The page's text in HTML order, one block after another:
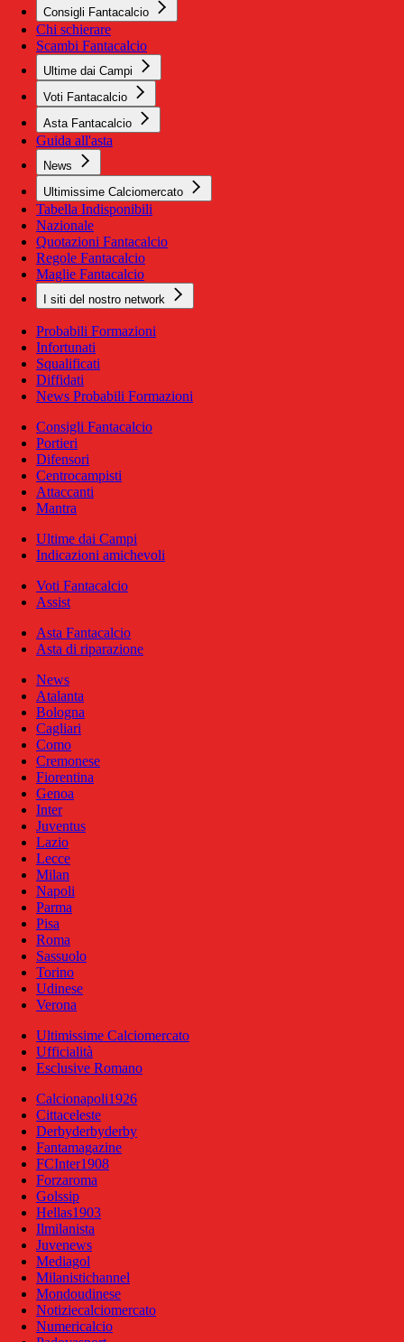
Consigli Fantacalcio
Chi schierare
Scambi Fantacalcio
Ultime dai Campi
Voti Fantacalcio
Asta Fantacalcio
Guida all'asta
News
Ultimissime Calciomercato
Tabella Indisponibili
Nazionale
Quotazioni Fantacalcio
Regole Fantacalcio
Maglie Fantacalcio
I siti del nostro network
Probabili Formazioni
Infortunati
Squalificati
Diffidati
News Probabili Formazioni
Consigli Fantacalcio
Portieri
Difensori
Centrocampisti
Attaccanti
Mantra
Ultime dai Campi
Indicazioni amichevoli
Voti Fantacalcio
Assist
Asta Fantacalcio
Asta di riparazione
News
Atalanta
Bologna
Cagliari
Como
Cremonese
Fiorentina
Genoa
Inter
Juventus
Lazio
Lecce
Milan
Napoli
Parma
Pisa
Roma
Sassuolo
Torino
Udinese
Verona
Ultimissime Calciomercato
Ufficialità
Esclusive Romano
Calcionapoli1926
Cittaceleste
Derbyderbyderby
Fantamagazine
FCInter1908
Forzaroma
Golssip
Hellas1903
Ilmilanista
Juvenews
Mediagol
Milanistichannel
Mondoudinese
Notiziecalciomercato
Numericalcio